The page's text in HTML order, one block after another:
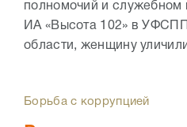
полномочий и служебном
ИА «Высота 102» в
области, женщину
Борьба с коррупцией